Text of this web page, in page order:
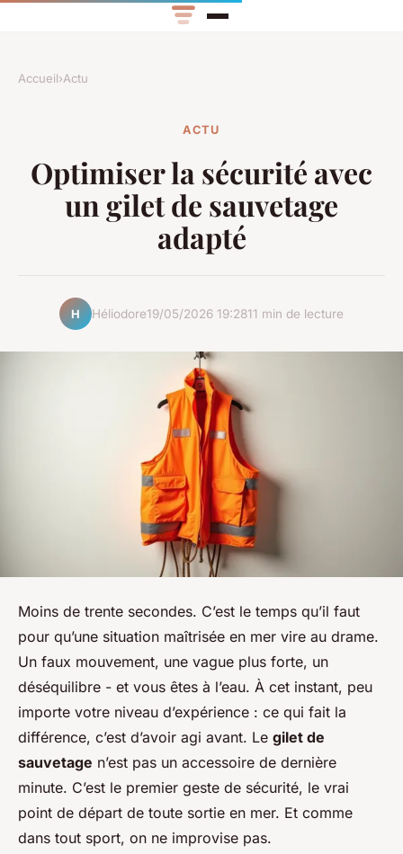
Accueil›Actu
ACTU
Optimiser la sécurité avec
un gilet de sauvetage
adapté
H Héliodore19/05/2026 19:2811 min de lecture
Moins de trente secondes. C’est le temps qu’il faut
pour qu’une situation maîtrisée en mer vire au drame.
Un faux mouvement, une vague plus forte, un
déséquilibre - et vous êtes à l’eau. À cet instant, peu
importe votre niveau d’expérience : ce qui fait la
différence, c’est d’avoir agi avant. Le gilet de
sauvetage n’est pas un accessoire de dernière
minute. C’est le premier geste de sécurité, le vrai
point de départ de toute sortie en mer. Et comme
dans tout sport, on ne improvise pas.